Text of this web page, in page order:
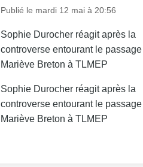
Publié le mardi 12 mai à 20:56
Sophie Durocher réagit après la
controverse entourant le
Mariève Breton à TLMEP
Sophie Durocher réagit après la
controverse entourant le
Mariève Breton à TLMEP